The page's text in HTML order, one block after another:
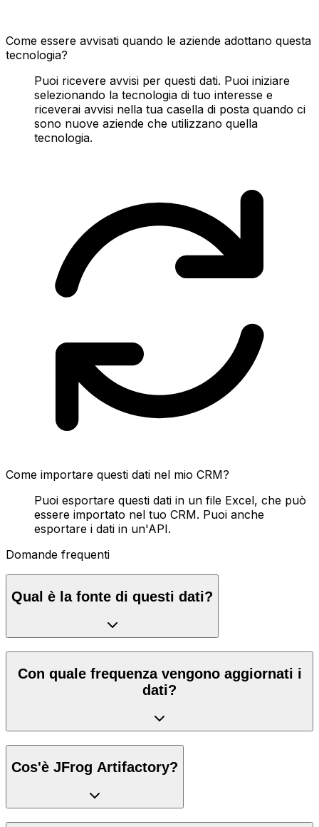
Come essere avvisati quando le aziende adottano questa
tecnologia?
Puoi ricevere avvisi per questi dati. Puoi iniziare
selezionando la tecnologia di tuo interesse e
riceverai avvisi nella tua casella di posta quando ci
sono nuove aziende che utilizzano quella
tecnologia.
Come importare questi dati nel mio CRM?
Puoi esportare questi dati in un file Excel, che può
essere importato nel tuo CRM. Puoi anche
esportare i dati in un'API.
Domande frequenti
Qual è la fonte di questi dati?
Con quale frequenza vengono aggiornati i
dati?
Cos'è JFrog Artifactory?